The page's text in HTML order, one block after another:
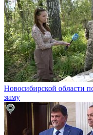
Новосибирской области
зиму